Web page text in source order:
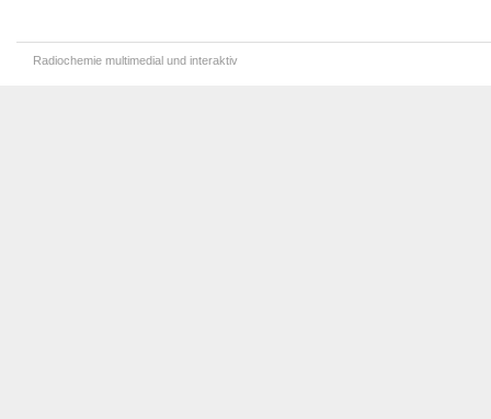
Radiochemie multimedial und interaktiv